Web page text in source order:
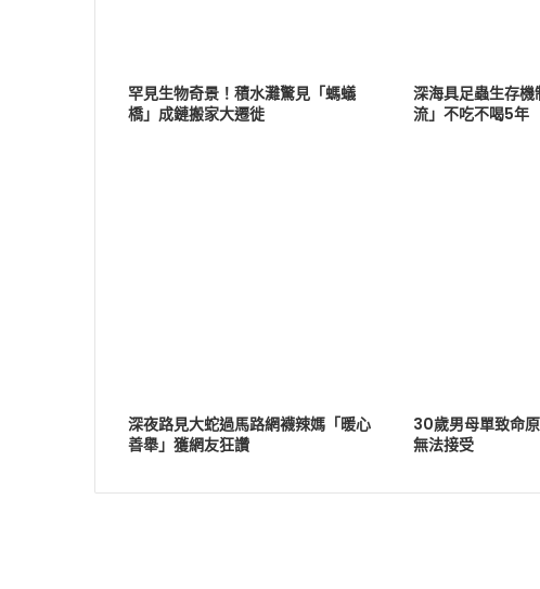
罕見生物奇景！積水灘驚見「螞蟻
橋」成鏈搬家大遷徙
深海具足蟲生存
流」不吃不喝5年
深夜路見大蛇過馬路網襪辣媽「暖心
善舉」獲網友狂讚
30歲男母單致命
無法接受